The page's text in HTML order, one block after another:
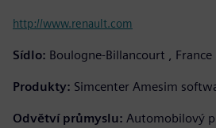
http://www.renault.com
Sídlo: Boulogne-Billancourt , France
Produkty: Simcenter Amesim
Odvětví průmyslu: Automobilový